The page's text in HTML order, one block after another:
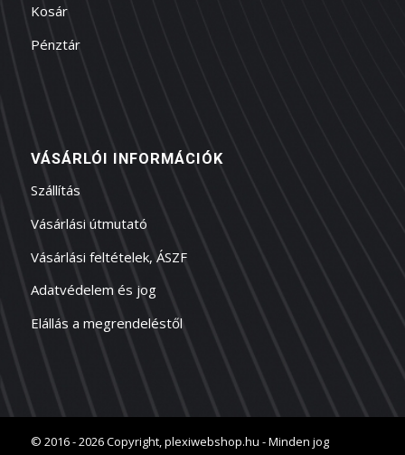
Kosár
Pénztár
VÁSÁRLÓI INFORMÁCIÓK
Szállítás
Vásárlási útmutató
Vásárlási feltételek, ÁSZF
Adatvédelem és jog
Elállás a megrendeléstől
© 2016 - 2026 Copyright, plexiwebshop.hu - Minden jog